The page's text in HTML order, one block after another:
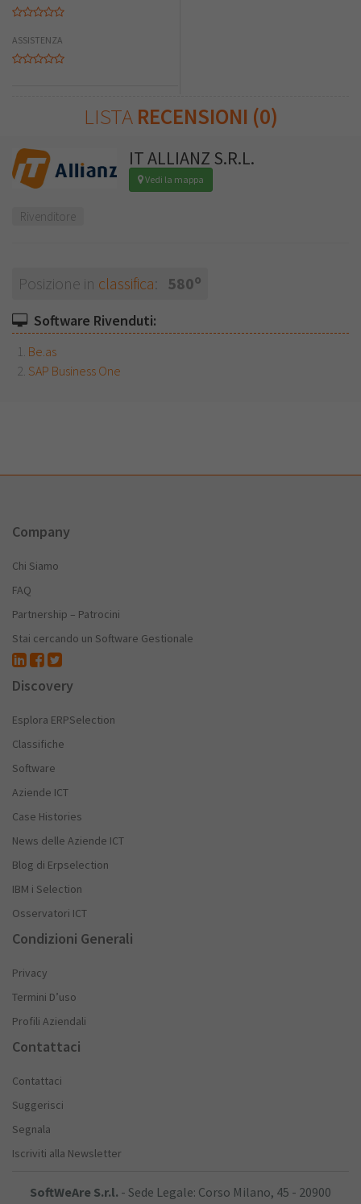
ASSISTENZA
LISTA RECENSIONI (0)
IT ALLIANZ S.R.L.
Vedi la mappa
Rivenditore
Posizione in classifica: 580o
Software Rivenduti:
Be.as
SAP Business One
Company
Chi Siamo
FAQ
Partnership – Patrocini
Stai cercando un Software Gestionale
Discovery
Esplora ERPSelection
Classifiche
Software
Aziende ICT
Case Histories
News delle Aziende ICT
Blog di Erpselection
IBM i Selection
Osservatori ICT
Condizioni Generali
Privacy
Termini D’uso
Profili Aziendali
Contattaci
Contattaci
Suggerisci
Segnala
Iscriviti alla Newsletter
SoftWeAre S.r.l. - Sede Legale: Corso Milano, 45 - 20900